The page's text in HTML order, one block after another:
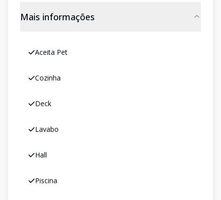
Mais informações
Aceita Pet
Cozinha
Deck
Lavabo
Hall
Piscina